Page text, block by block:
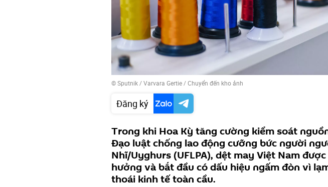
© Sputnik / Varvara Gertie/Chuyển đến kho ảnh
Đăng ký
Trong khi Hoa Kỳ tăng cường kiểm soát
Đạo luật chống lao động cưỡng bức người
Nhĩ/Uyghurs (UFLPA), dệt may Việt Nam
hưởng và bắt đầu có dấu hiệu ngấm đòn vì
thoái kinh tế toàn cầu.